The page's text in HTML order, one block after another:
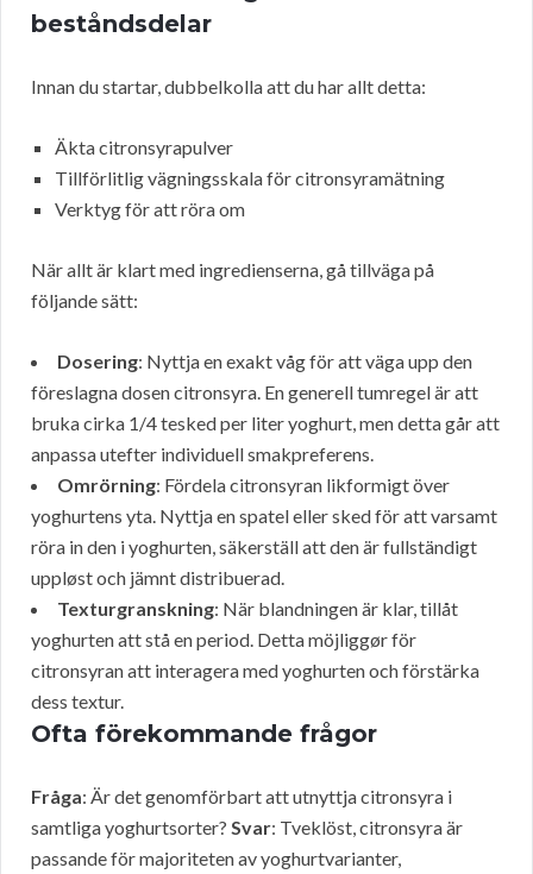
beståndsdelar
Innan du startar, dubbelkolla att du har allt detta:
Äkta citronsyrapulver
Tillförlitlig vägningsskala för citronsyramätning
Verktyg för att röra om
När allt är klart med ingredienserna, gå tillväga på
följande sätt:
Dosering: Nyttja en exakt våg för att väga upp den
föreslagna dosen citronsyra. En generell tumregel är att
bruka cirka 1/4 tesked per liter yoghurt, men detta går att
anpassa utefter individuell smakpreferens.
Omrörning: Fördela citronsyran likformigt över
yoghurtens yta. Nyttja en spatel eller sked för att varsamt
röra in den i yoghurten, säkerställ att den är fullständigt
uppløst och jämnt distribuerad.
Texturgranskning: När blandningen är klar, tillåt
yoghurten att stå en period. Detta möjliggør för
citronsyran att interagera med yoghurten och förstärka
dess textur.
Ofta förekommande frågor
Fråga: Är det genomförbart att utnyttja citronsyra i
samtliga yoghurtsorter? Svar: Tveklöst, citronsyra är
passande för majoriteten av yoghurtvarianter,